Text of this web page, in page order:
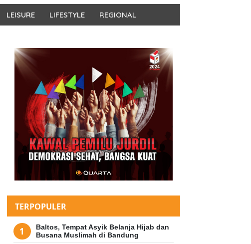
LEISURE LIFESTYLE REGIONAL
TERPOPULER
Baltos, Tempat Asyik Belanja Hijab dan
Busana Muslimah di Bandung